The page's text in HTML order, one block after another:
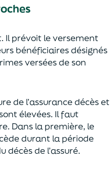
Il prévoit le versement
bénéficiaires désignés
versées de son
de l’assurance décès et
ont élevées. Il faut
Dans la première, le
durant la période
décès de l’assuré.